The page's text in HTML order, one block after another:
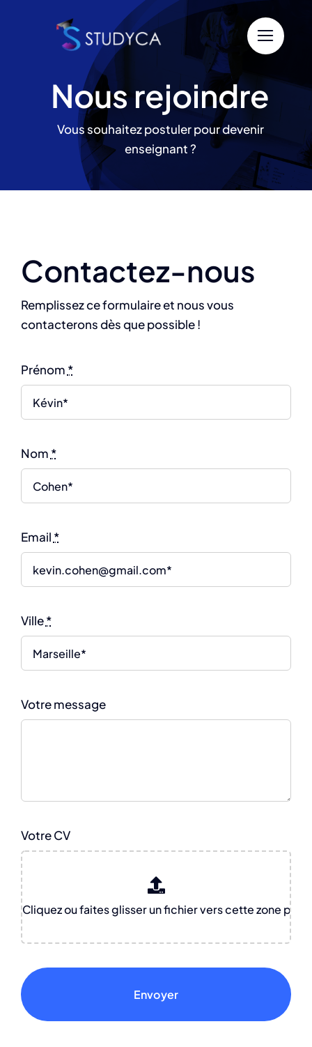
Nous rejoindre
Vous souhaitez postuler pour devenir
enseignant ?
Contactez-nous
Remplissez ce formulaire et nous vous
contacterons dès que possible !
Prénom *
Nom *
Email *
Ville*
Votre message
Votre CV
Envoyer